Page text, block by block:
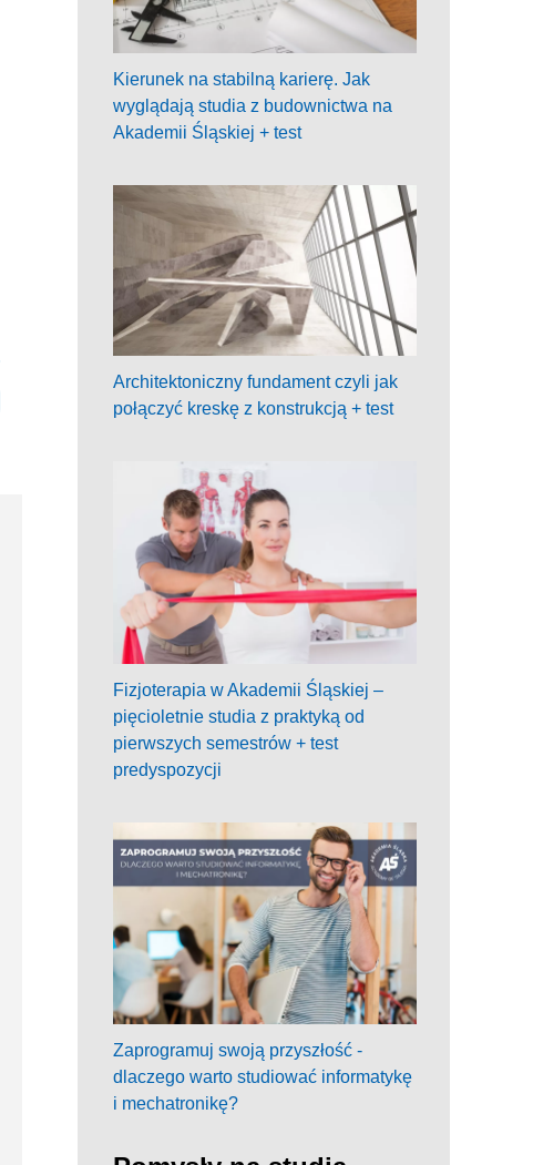
Kierunek na stabilną karierę. Jak
wyglądają studia z budownictwa na
Akademii Śląskiej + test
Architektoniczny fundament czyli jak
połączyć kreskę z konstrukcją + test
Fizjoterapia w Akademii Śląskiej –
pięcioletnie studia z praktyką od
pierwszych semestrów + test
predyspozycji
Zaprogramuj swoją przyszłość -
dlaczego warto studiować informatykę
i mechatronikę?